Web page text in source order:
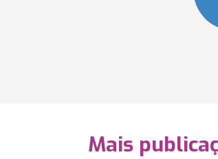
Mais